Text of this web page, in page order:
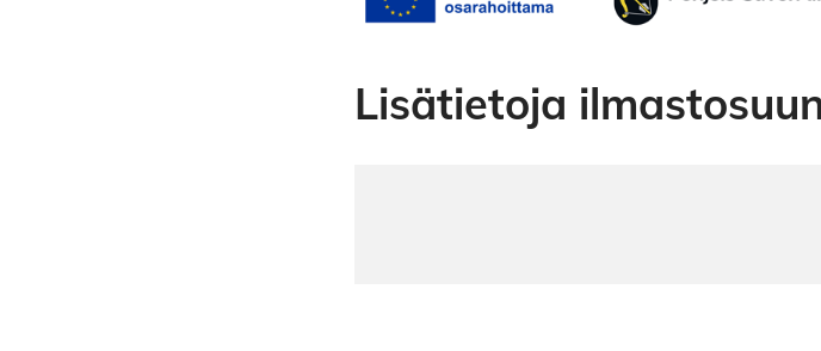
Lisätietoja